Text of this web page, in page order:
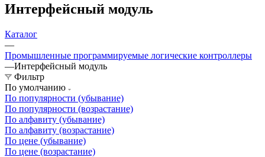
Интерфейсный модуль
Каталог
—
Промышленные программируемые логические контроллеры
—Интерфейсный модуль
Фильтр
По умолчанию
По популярности (убывание)
По популярности (возрастание)
По алфавиту (убывание)
По алфавиту (возрастание)
По цене (убывание)
По цене (возрастание)